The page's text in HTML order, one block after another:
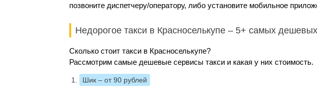
позвоните диспетчеру/оператору, либо установите мобильное
Недорогое такси в Красноселькупе – 5+ самых
Сколько стоит такси в Красноселькупе?
Рассмотрим самые дешевые сервисы такси и какая у них стоимость.
Шик – от 90 рублей